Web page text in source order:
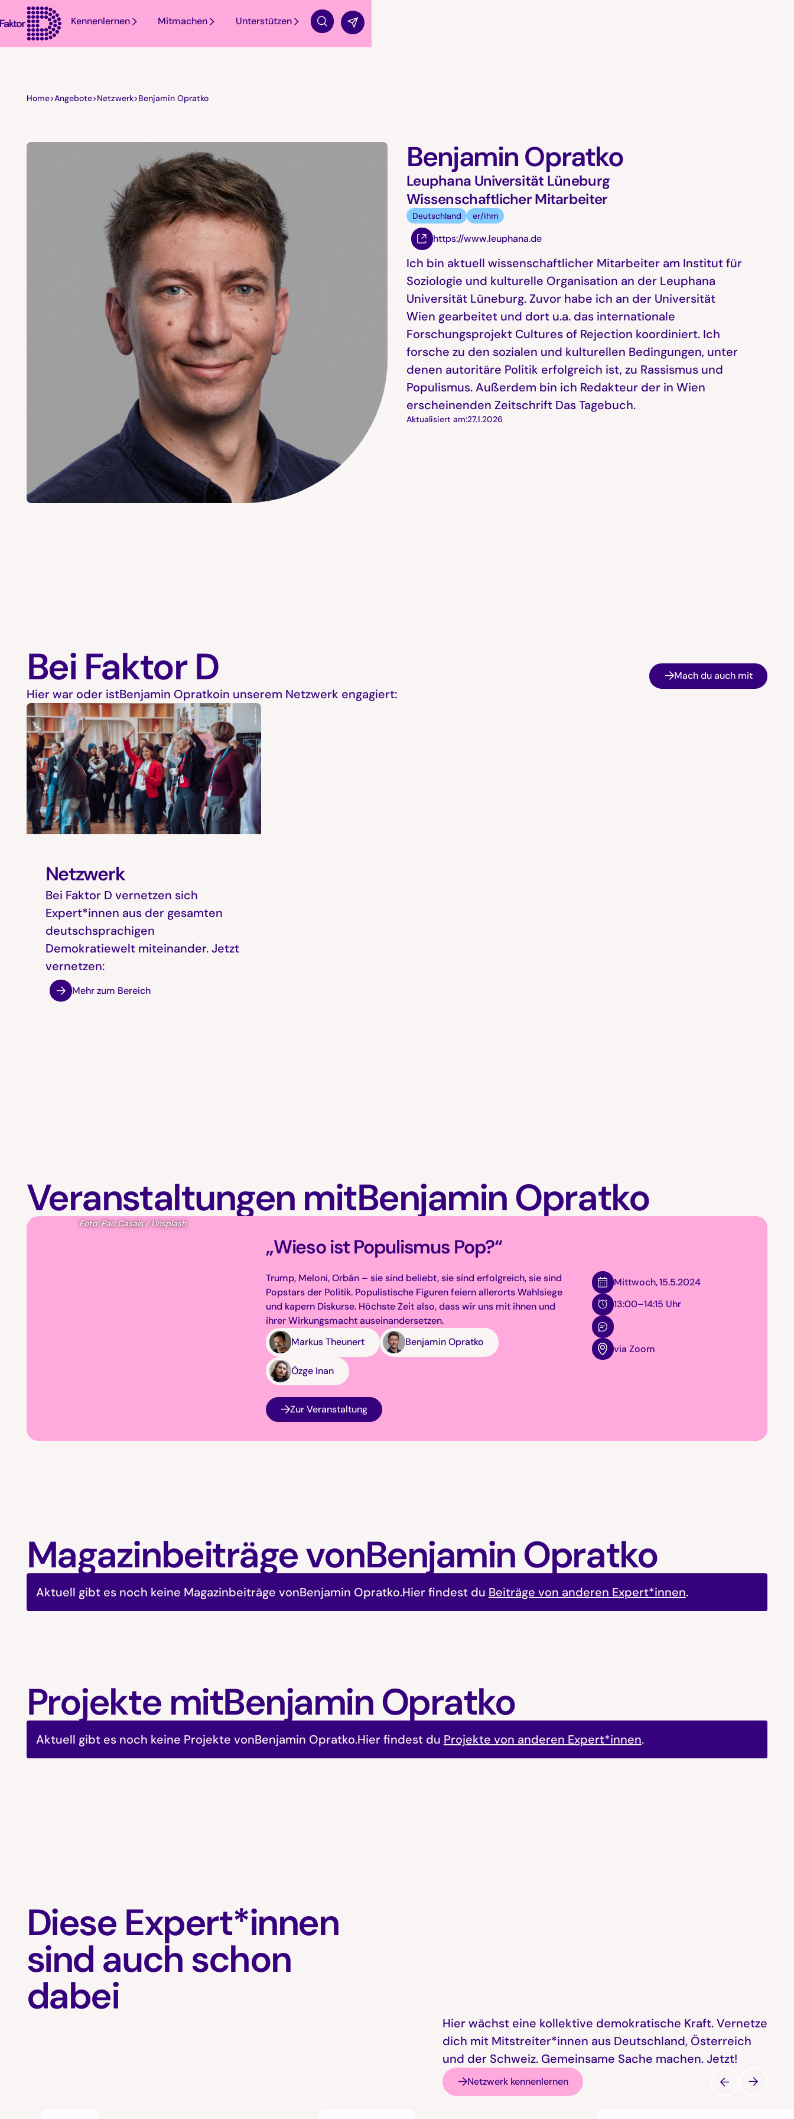
Kennenlernen Mitmachen Unterstützen
Suche
Home>Angebote>Netzwerk>Benjamin Opratko
Benjamin Opratko
Leuphana Universität Lüneburg
Wissenschaftlicher Mitarbeiter
Deutschland er/ihm
https://www.leuphana.de
Ich bin aktuell wissenschaftlicher Mitarbeiter am Institut für
Soziologie und kulturelle Organisation an der Leuphana
Universität Lüneburg. Zuvor habe ich an der Universität
Wien gearbeitet und dort u.a. das internationale
Forschungsprojekt Cultures of Rejection koordiniert. Ich
forsche zu den sozialen und kulturellen Bedingungen, unter
denen autoritäre Politik erfolgreich ist, zu Rassismus und
Populismus. Außerdem bin ich Redakteur der in Wien
erscheinenden Zeitschrift Das Tagebuch.
Aktualisiert am:27.1.2026
Bei Faktor D
Hier war oder istBenjamin Opratkoin unserem Netzwerk engagiert:
Mach du auch mit
Netzwerk
Bei Faktor D vernetzen sich
Expert*innen aus der gesamten
deutschsprachigen
Demokratiewelt miteinander. Jetzt
vernetzen:
Mehr zum Bereich
Veranstaltungen mitBenjamin Opratko
Foto: Pau Casals / Unsplash
„Wieso ist Populismus Pop?“
Trump, Meloni, Orbán – sie sind beliebt, sie sind erfolgreich, sie sind
Popstars der Politik. Populistische Figuren feiern allerorts Wahlsiege
und kapern Diskurse. Höchste Zeit also, dass wir uns mit ihnen und
ihrer Wirkungsmacht auseinandersetzen.
Markus Theunert
Benjamin Opratko
Özge Inan
Mittwoch,15.5.2024
13:00–14:15 Uhr
via Zoom
Zur Veranstaltung
Magazinbeiträge vonBenjamin Opratko
Aktuell gibt es noch keine Magazinbeiträge vonBenjamin Opratko.Hier findest du Beiträge von anderen Expert*innen.
Projekte mitBenjamin Opratko
Aktuell gibt es noch keine Projekte vonBenjamin Opratko.Hier findest du Projekte von anderen Expert*innen.
Diese Expert*innen
sind auch schon
dabei
Hier wächst eine kollektive demokratische Kraft. Vernetze
dich mit Mitstreiter*innen aus Deutschland, Österreich
und der Schweiz. Gemeinsame Sache machen. Jetzt!
Netzwerk kennenlernen